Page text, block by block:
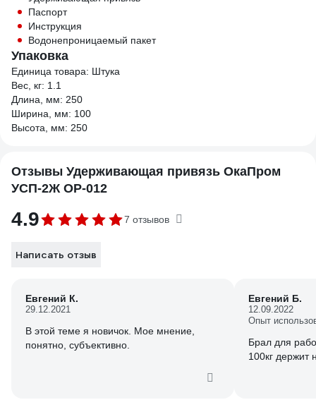
Паспорт
Инструкция
Водонепроницаемый пакет
Упаковка
Единица товара: Штука
Вес, кг: 1.1
Длина, мм: 250
Ширина, мм: 100
Высота, мм: 250
Отзывы Удерживающая привязь ОкаПром
УСП-2Ж OP-012
4.9 7 отзывов
Написать отзыв
Евгений К.
29.12.2021
В этой теме я новичок. Мое мнение,
понятно, субъективно.
Евгений Б.
12.09.2022
Опыт
Брал для
100кг держит